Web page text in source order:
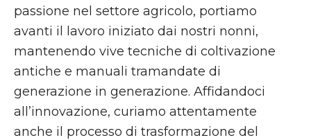
passione nel settore agricolo, portiamo
avanti il lavoro iniziato dai nostri nonni,
mantenendo vive tecniche di coltivazione
antiche e manuali tramandate di
generazione in generazione. Affidandoci
all’innovazione, curiamo attentamente
anche il processo di trasformazione del